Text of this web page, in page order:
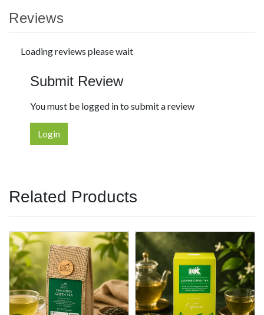
Reviews
Loading reviews please wait
Submit Review
You must be logged in to submit a review
Login
Related Products